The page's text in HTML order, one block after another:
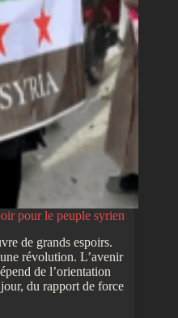
pour le peuple syrien
de grands espoirs.
révolution. L’avenir
de l’orientation
du rapport de force